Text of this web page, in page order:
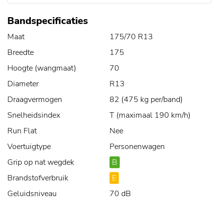
Bandspecificaties
Maat
175/70 R13
Breedte
175
Hoogte (wangmaat)
70
Diameter
R13
Draagvermogen
82 (475 kg per/band)
Snelheidsindex
T (maximaal 190 km/h)
Run Flat
Nee
Voertuigtype
Personenwagen
Grip op nat wegdek
B
Brandstofverbruik
E
Geluidsniveau
70 dB